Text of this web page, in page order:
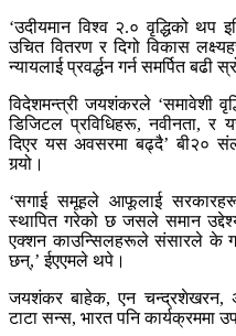
‘उदीयमान विश्व २.० वृद्धिको थप
उचित वितरण र दिगो विकास
न्यायलाई प्रवर्द्धन गर्न समर्पित
विदेशमन्त्री जयशंकरले ‘समावेशी
डिजिटल प्रविधिहरू, नवीनता, र
दिएर यस अवसरमा बढ्दै’ बी२०
गर्‍यो।
‘सगाई समूहले आफूलाई
स्थापित गरेको छ जसले समान
एक्शन काउन्सिलहरूले संसारले के
छन्,’ ईएएमले थपे।
जयशंकर बाहेक, एन चन्द्रशेखरन,
टाटा सन्स, भारत पनि कार्यक्रममा